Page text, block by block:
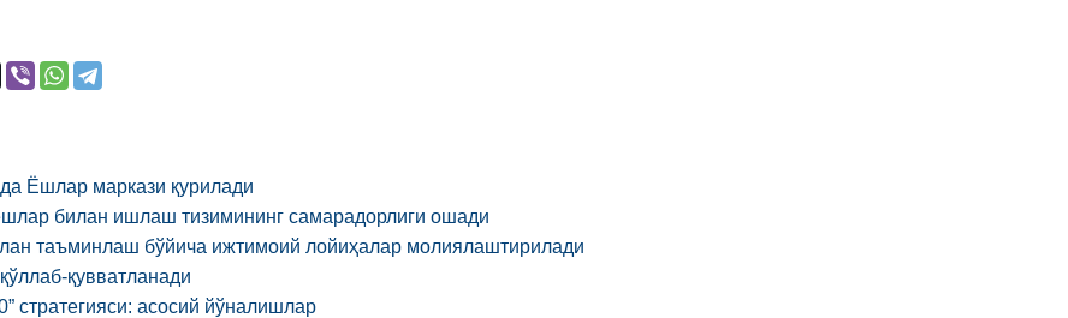
Ёшлар маркази қурилади
билан ишлаш тизимининг самарадорлиги ошади
таъминлаш бўйича ижтимоий лойиҳалар молиялаштирилади
қувватланади
стратегияси: асосий йўналишлар